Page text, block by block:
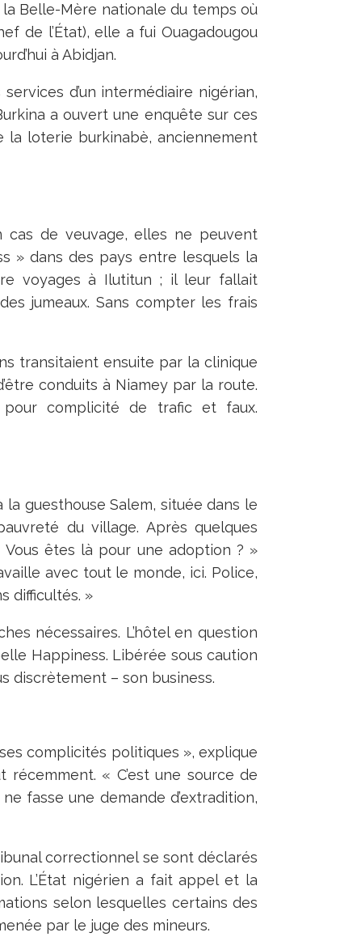
Belle-Mère nationale du temps où
de l’État), elle a fui Ouagadougou
à Abidjan.
d’un intermédiaire nigérian,
a ouvert une enquête sur ces
la loterie burkinabè, anciennement
cas de veuvage, elles ne peuvent
» dans des pays entre lesquels la
voyages à Ilutitun ; il leur fallait
jumeaux. Sans compter les frais
transitaient ensuite par la clinique
conduits à Niamey par la route.
complicité de trafic et faux.
guesthouse Salem, située dans le
du village. Après quelques
êtes là pour une adoption ? »
avec tout le monde, ici. Police,
difficultés. »
nécessaires. L’hôtel en question
Happiness. Libérée sous caution
discrètement – son business.
complicités politiques », explique
« C’est une source de
fasse une demande d’extradition,
correctionnel se sont déclarés
L’État nigérien a fait appel et la
selon lesquelles certains des
par le juge des mineurs.